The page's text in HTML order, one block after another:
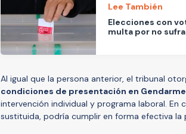
Lee También
Elecciones con
multa por no
Al igual que la persona anterior, el tribunal
condiciones de presentación en
intervención individual y programa laboral. En
sustituida, podría cumplir en forma efectiva la